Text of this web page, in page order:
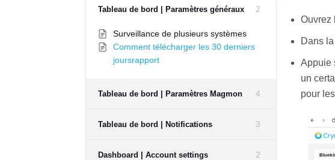
Tableau de bord | Paramètres généraux 2
Surveillance de plusieurs systèmes
Comment télécharger les 30 derniers
joursrapport
Tableau de bord | Paramètres Magmon 4
Tableau de bord | Notifications 3
Dashboard | Account settings 2
Ouvrez
Dans
Appuie
un
pour